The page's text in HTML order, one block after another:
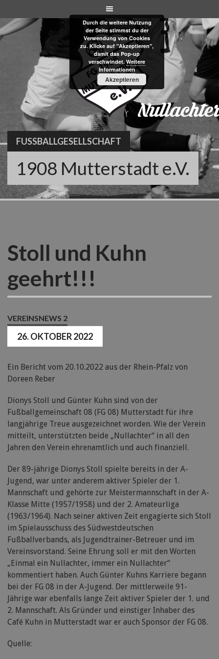
to
content
FUSSBALLGESELLSCHAFT
1908 Mutterstadt e.V.
Stoll und Kuhn
geehrt!!!
VEREINSNEWS 2
26. OKTOBER 2022
Ein Bericht vom 20.10.2022 aus der Rhein-Pfalz von
Doreen Reber
Dionys Stoll und Günter Kuhn sind von der
Fußballgemeinschaft 08 (FG 08) Mutterstadt für ihre
langjährige Treue ausgezeichnet worden. Wie der Verein
mitteilt, unterstützten beide „Nullachter“ in all den
Jahren den Verein ehrenamtlich und auch finanziell.
Der 89-jährige Dionys Stoll spielte bereits in der A-
Jugend, war unter anderem aktiver Spieler der 1.
Mannschaft und gehörte zur Meistermannschaft in der A-
Klasse Mitte (1957/1958) und der 2. Amateurliga
(1963/1964). Nach seiner aktiven Zeit engagierte sich Stoll
im Spielausschuss des Südwestdeutschen
Fußballverbands, als Jugendtrainer-Betreuer und im
Vereinsvorstand. Seine Ehrung soll er mit den Worten
„Einmal ein Nullachter, immer ein Nullachter“
kommentiert haben. Auch Günter Kuhns Karriere begann
bei der FG 08 in der A-Jugend. Der mittlerweile 91-
Jährige war ebenfalls lange Zeit aktiver Spieler der 1. und
2. Mannschaft. Als Gründer und einstiger Inhaber des
Café Kuhn in Mutterstadt war er auch Sponsor der FG 08.
Quelle:
Durch die weitere Nutzung
der Seite stimmst du der
Verwendung von Cookies
zu. Klicke auf "Akzeptieren",
damit das Pop-up
verschwindet.Weitere
Informationen
Akzeptieren